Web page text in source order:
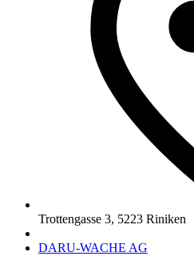
Trottengasse 3, 5223 Riniken
DARU-WACHE AG